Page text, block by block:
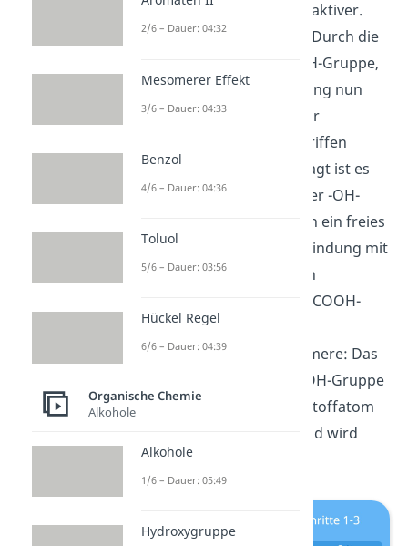
Ladung und ist nun reaktiver.
2. Angriffauf -COOH: Durch die
Aktivierung der -COOH-Gruppe,
kann die positive Ladung nun
vom zweiten Monomer
(Ethylenglycol) angegriffen
werden. Genauer gesagt ist es
das Sauerstoffatom der -OH-
Gruppe. Es kann durch ein freies
Elektronenpaar eine Bindung mit
dem positiv geladenen
Kohlenstoffatom der -COOH-
Gruppe eingehen.
3. Bindung
der Monomere: Das
Sauerstoffatom der -OH-Gruppe
bindet an das Kohlenstoffatom
der -COOH-Gruppe und wird
dadurch positiv.
2/6 – Dauer: 04:32
Mesomerer Effekt
3/6 – Dauer: 04:33
Benzol
4/6 – Dauer: 04:36
Toluol
5/6 – Dauer: 03:56
Hückel Regel
6/6 – Dauer: 04:39
Organische Chemie
Alkohole
Alkohole
1/6 – Dauer: 05:49
Hydroxygruppe